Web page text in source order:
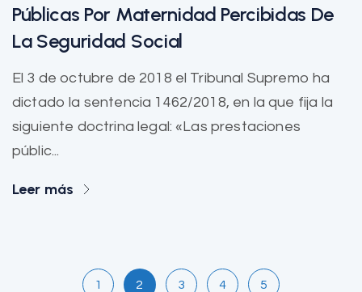
Públicas Por Maternidad Percibidas De
La Seguridad Social
El 3 de octubre de 2018 el Tribunal Supremo ha
dictado la sentencia 1462/2018, en la que fija la
siguiente doctrina legal: «Las prestaciones
públic...
Leer más
1 2 3 4 5